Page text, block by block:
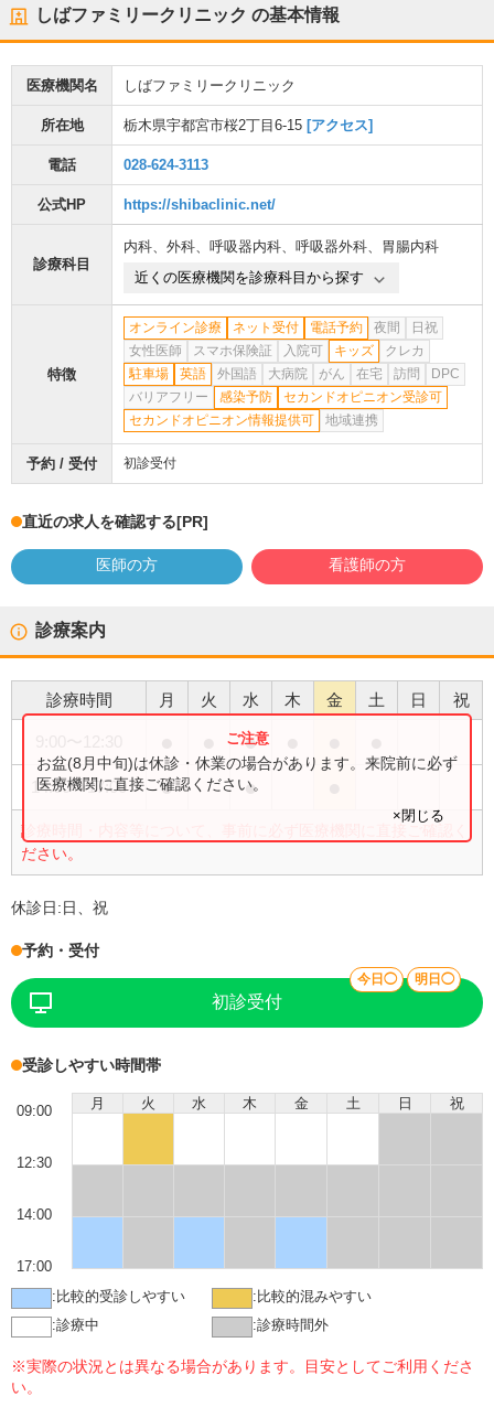
しばファミリークリニック の基本情報
医療機関名 しばファミリークリニック
所在地 栃木県宇都宮市桜2丁目6-15 [アクセス]
電話 028-624-3113
公式HP https://shibaclinic.net/
診療科目
内科、 外科、 呼吸器内科、 呼吸器外科、 胃腸内科
近くの医療機関を診療科目から探す
特徴
オンライン診療 ネット受付 電話予約 夜間
日祝
女性医師
スマホ保険証 入院可 キッズ
クレカ
駐車場
英語 外国語 大病院 がん 在宅 訪問
DPC
バリアフリー
感染予防
セカンドオピニオン受診可
セカンドオピニオン情報提供可
地域連携
予約 / 受付 初診受付
直近の求人を確認する[PR]
医師の方 看護師の方
診療案内
診療時間 月 火 水 木 金 土 日 祝
●
14:00〜17:00 ● ●
診療時間・内容等について、事前に必ず医療機関に直接ご確認く
ださい。
お盆(8月中旬)は休診・休業の場合があります。来院前に必ず
医療機関に直接ご確認ください。
×閉じる
休診日:日、祝
予約・受付
初診受付
今日◯ 明日◯
受診しやすい時間帯
月 火 水 木 金 土 日 祝
09:00
12:30
14:00
17:00
: 比較的受診しやすい : 比較的混みやすい
:診療中 :診療時間外
※実際の状況とは異なる場合があります。目安としてご利用くださ
い。